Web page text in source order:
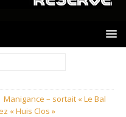
Manigance – sortait « Le Bal
« Huis Clos »